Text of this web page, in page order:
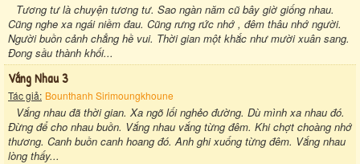
Tương tư là chuyện tương tư. Sao ngàn năm cũ bây giờ giống nhau.
Cũng nghe xa ngái niềm đau. Cũng rưng rức nhớ , đêm thâu nhớ người.
Người buồn cảnh chẳng hề vui. Thời gian một khắc như mười xuân sang.
Đong sầu thành khối...
Vắng Nhau 3
Tác giả: Bounthanh Sirimoungkhoune
Vắng nhau đã thời gian. Xa ngõ lối nghẻo đường. Dù mình xa nhau đó.
Đừng để cho nhau buồn. Vắng nhau vắng từng đêm. Khi chợt choàng nhớ
thương. Canh buồn canh hoang đó. Anh ghi xuống từng đêm. Vắng nhau
lòng thấy...